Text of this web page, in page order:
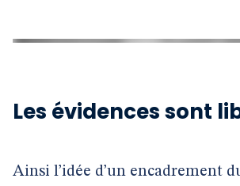
Les évidences sont
Ainsi l’idée d’un encadrement